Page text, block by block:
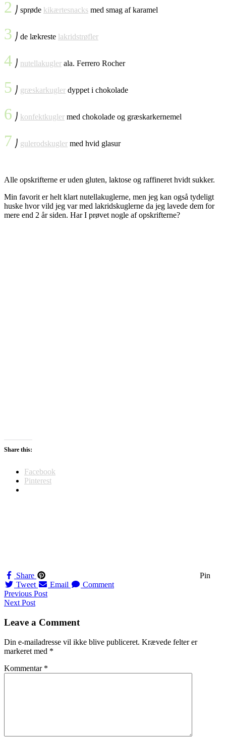
2 ⎠ sprøde kikærtesnacks med smag af karamel
3 ⎠ de lækreste lakridstrøfler
4 ⎠ nutellakugler ala. Ferrero Rocher
5 ⎠ græskarkugler dyppet i chokolade
6 ⎠ konfektkugler med chokolade og græskarkernemel
7 ⎠ gulerodskugler med hvid glasur
Alle opskrifterne er uden gluten, laktose og raffineret hvidt sukker.
Min favorit er helt klart nutellakuglerne, men jeg kan også tydeligt
huske hvor vild jeg var med lakridskuglerne da jeg lavede dem for
mere end 2 år siden. Har I prøvet nogle af opskrifterne?
Share this:
Facebook
Pinterest
Share
Pin
Tweet
Email Comment
Navigation
til
indlæg
Previous Post
Next Post
Leave a Comment
Din e-mailadresse vil ikke blive publiceret. Krævede felter er
markeret med *
Kommentar *